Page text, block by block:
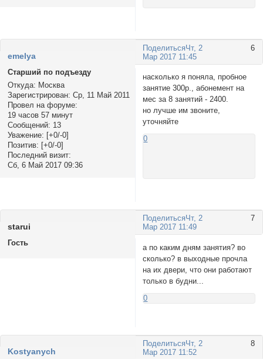
Поделиться 6
Чт, 2
Мар 2017 11:45
emelya
Старший по подъезду
Откуда: Москва
Зарегистрирован: Ср, 11 Май 2011
Провел на форуме:
19 часов 57 минут
Сообщений: 13
Уважение: [+0/-0]
Позитив: [+0/-0]
Последний визит:
Сб, 6 Май 2017 09:36
насколько я поняла, пробное
занятие 300р., абонемент на
мес за 8 занятий - 2400.
но лучше им звоните,
уточняйте
0
Поделиться 7
Чт, 2
Мар 2017 11:49
stаrui
Гость
а по каким дням занятия? во
сколько? в выходные прочла
на их двери, что они работают
только в будни...
0
Поделиться 8
Чт, 2
Мар 2017 11:52
Kostyanych